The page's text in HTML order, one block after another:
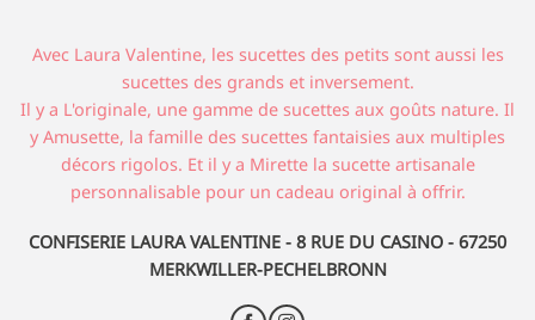
Avec Laura Valentine, les sucettes des petits sont aussi les
sucettes des grands et inversement.
Il y a L'originale, une gamme de sucettes aux goûts nature. Il
y Amusette, la famille des sucettes fantaisies aux multiples
décors rigolos. Et il y a Mirette la sucette artisanale
personnalisable pour un cadeau original à offrir.
CONFISERIE LAURA VALENTINE - 8 RUE DU CASINO - 67250
MERKWILLER-PECHELBRONN